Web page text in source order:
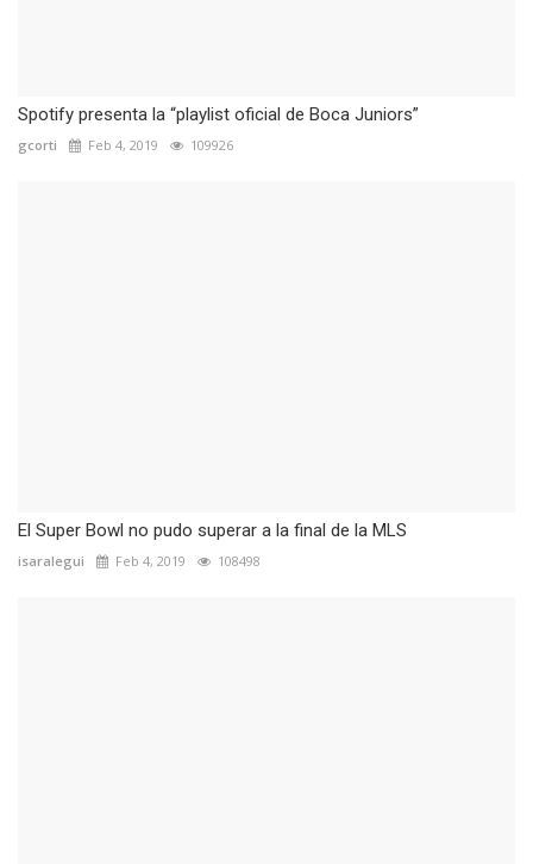
Spotify presenta la “playlist oficial de Boca Juniors”
gcorti Feb 4, 2019 109926
El Super Bowl no pudo superar a la final de la MLS
isaralegui Feb 4, 2019 108498